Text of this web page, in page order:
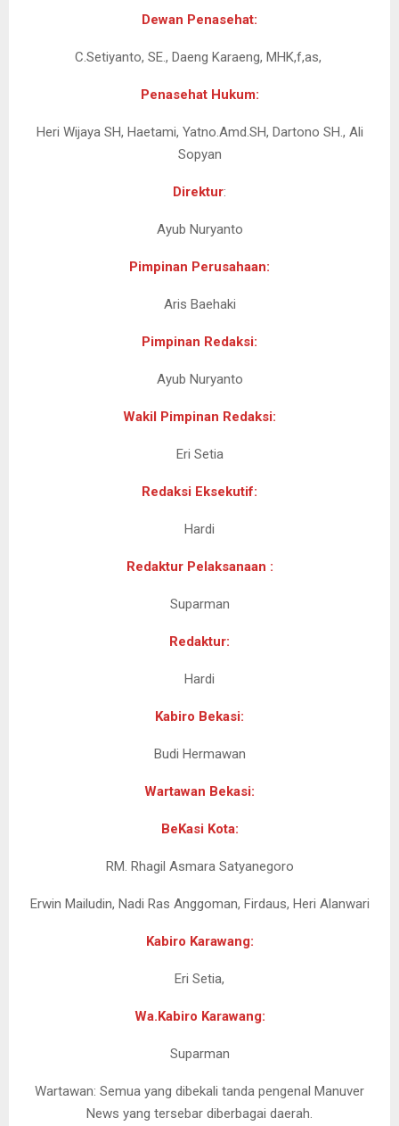
Dewan Penasehat:
C.Setiyanto, SE., Daeng Karaeng, MHK,f,as,
Penasehat Hukum:
Heri Wijaya SH, Haetami, Yatno.Amd.SH, Dartono SH., Ali
Sopyan
Direktur:
Ayub Nuryanto
Pimpinan Perusahaan:
Aris Baehaki
Pimpinan Redaksi:
Ayub Nuryanto
Wakil Pimpinan Redaksi:
Eri Setia
Redaksi Eksekutif:
Hardi
Redaktur Pelaksanaan :
Suparman
Redaktur:
Hardi
Kabiro Bekasi:
Budi Hermawan
Wartawan Bekasi:
BeKasi Kota:
RM. Rhagil Asmara Satyanegoro
Erwin Mailudin, Nadi Ras Anggoman, Firdaus, Heri Alanwari
Kabiro Karawang:
Eri Setia,
Wa.Kabiro Karawang:
Suparman
Wartawan: Semua yang dibekali tanda pengenal Manuver
News yang tersebar diberbagai daerah.